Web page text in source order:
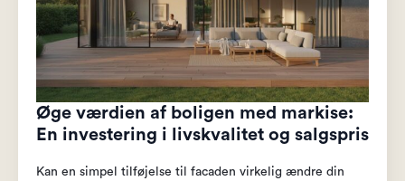
Øge værdien af boligen med markise:
En investering i livskvalitet og salgspris
Kan en simpel tilføjelse til facaden virkelig ændre din